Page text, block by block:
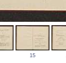
15